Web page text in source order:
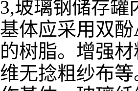
3,玻璃钢储存
基体应采用双
的树脂。增强
维无捻粗纱布